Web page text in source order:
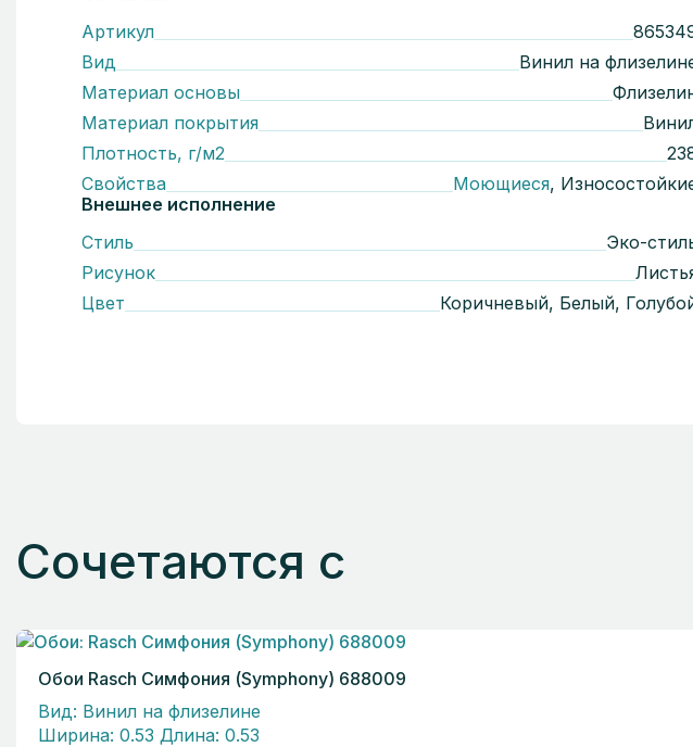
Артикул
Вид
Винил на
Материал основы
Материал покрытия
Плотность, г/м2
Свойства
Моющиеся,
Внешнее исполнение
Стиль
Эко-
Рисунок
Цвет
Коричневый, Белый,
Сочетаются с
Обои Rasch Симфония (Symphony) 688009
Вид: Винил на флизелине
Ширина: 0.53 Длина: 0.53